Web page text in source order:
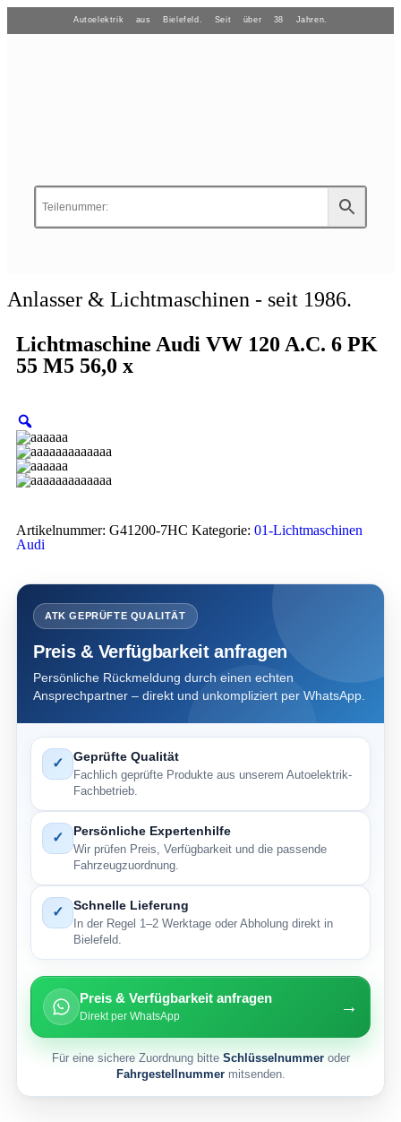
Autoelektrik aus Bielefeld. Seit über 38 Jahren.
Anlasser & Lichtmaschinen - seit 1986.
Lichtmaschine Audi VW 120 A.C. 6 PK
55 M5 56,0 x
Artikelnummer: G41200-7HC Kategorie: 01-Lichtmaschinen
Audi
ATK GEPRÜFTE QUALITÄT
Preis & Verfügbarkeit anfragen
Persönliche Rückmeldung durch einen echten
Ansprechpartner – direkt und unkompliziert per WhatsApp.
✓ Geprüfte Qualität
Fachlich geprüfte Produkte aus unserem Autoelektrik-
Fachbetrieb.
✓ Persönliche Expertenhilfe
Wir prüfen Preis, Verfügbarkeit und die passende
Fahrzeugzuordnung.
✓ Schnelle Lieferung
In der Regel 1–2 Werktage oder Abholung direkt in
Bielefeld.
Preis & Verfügbarkeit anfragen
Direkt per WhatsApp →
Für eine sichere Zuordnung bitte Schlüsselnummeroder
Fahrgestellnummermitsenden.